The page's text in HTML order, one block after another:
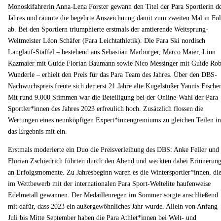
Monoskifahrerin Anna-Lena Forster gewann den Titel der Para Sportlerin
Jahres und räumte die begehrte Auszeichnung damit zum zweiten Mal in
ab. Bei den Sportlern triumphierte erstmals der amtierende Weitsprung-
Weltmeister Léon Schäfer (Para Leichtathletik). Die Para Ski nordisch
Langlauf-Staffel – bestehend aus Sebastian Marburger, Marco Maier, Linn
Kazmaier mit Guide Florian Baumann sowie Nico Messinger mit Guide
Wunderle – erhielt den Preis für das Para Team des Jahres. Über den DBS-
Nachwuchspreis freute sich der erst 21 Jahre alte Kugelstoßer Yannis
Mit rund 9.000 Stimmen war die Beteiligung bei der Online-Wahl der Para
Sportler*innen des Jahres 2023 erfreulich hoch. Zusätzlich flossen die
Wertungen eines neunköpfigen Expert*innengremiums zu gleichen Teilen in
das Ergebnis mit ein.
Erstmals moderierte ein Duo die Preisverleihung des DBS: Anke Feller und
Florian Zschiedrich führten durch den Abend und weckten dabei
an Erfolgsmomente. Zu Jahresbeginn waren es die Wintersportler*innen, die
im Wettbewerb mit der internationalen Para Sport-Weltelite haufenweise
Edelmetall gewannen. Der Medaillenregen im Sommer sorgte anschließend
mit dafür, dass 2023 ein außergewöhnliches Jahr wurde. Allein von Anfang
Juli bis Mitte September haben die Para Athlet*innen bei Welt- und